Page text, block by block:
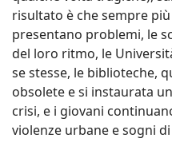
risultato è che sempre
presentano problemi, le
del loro ritmo, le
se stesse, le biblioteche,
obsolete e si instaurata
crisi, e i giovani
violenze urbane e sogni